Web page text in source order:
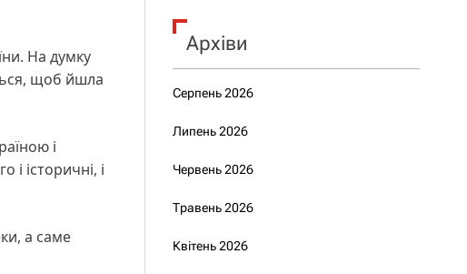
На думку
щоб йшла
і
історичні, і
а саме
Архіви
Серпень 2026
Липень 2026
Червень 2026
Травень 2026
Квітень 2026